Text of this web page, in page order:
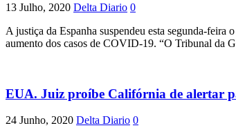
13 Julho, 2020 Delta Diario 0
A justiça da Espanha suspendeu esta segunda-
aumento dos casos de COVID-19. “O Tribunal da
EUA. Juiz proíbe Califórnia de alertar
24 Junho, 2020 Delta Diario 0